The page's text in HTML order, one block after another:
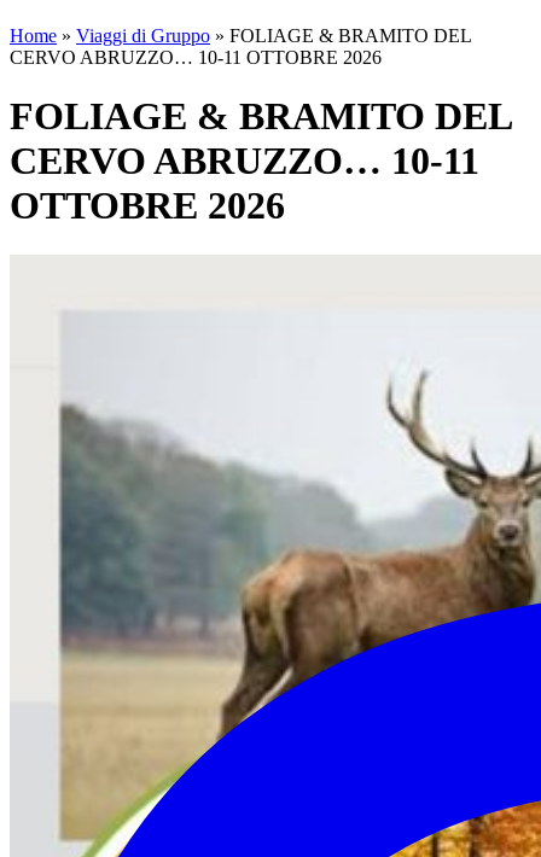
Home » Viaggi di Gruppo » FOLIAGE & BRAMITO DEL
CERVO ABRUZZO… 10-11 OTTOBRE 2026
FOLIAGE & BRAMITO DEL
CERVO ABRUZZO… 10-11
OTTOBRE 2026